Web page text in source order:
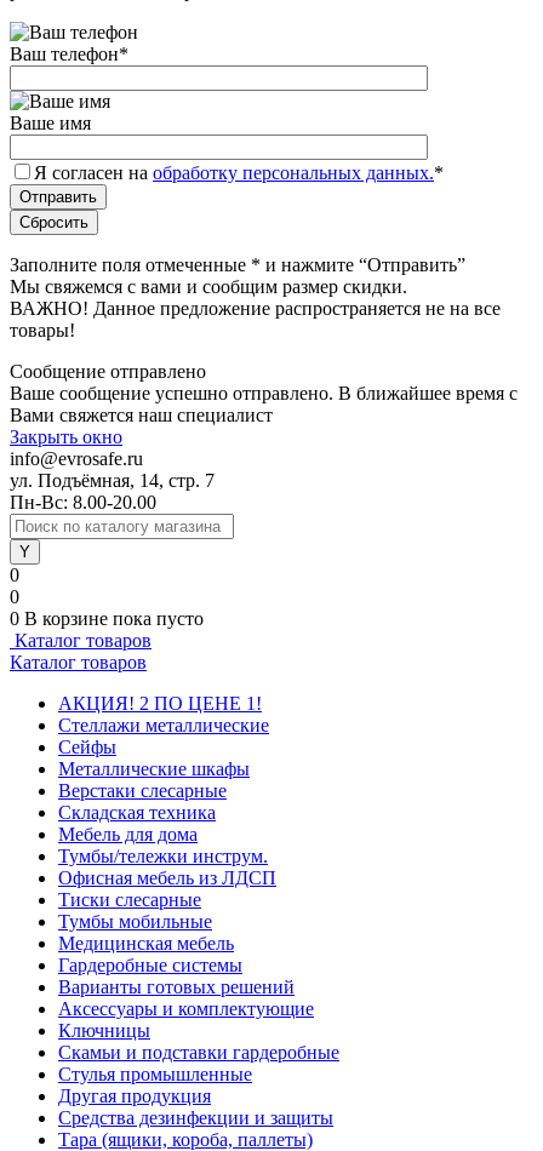
Ваш телефон*
Ваше имя
Я согласен на обработку персональных данных.*
Заполните поля отмеченные * и нажмите “Отправить”
Мы свяжемся с вами и сообщим размер скидки.
ВАЖНО! Данное предложение распространяется не на все
товары!
Сообщение отправлено
Ваше сообщение успешно отправлено. В ближайшее время с
Вами свяжется наш специалист
Закрыть окно
info@evrosafe.ru
ул. Подъёмная, 14, стр. 7
Пн-Вс: 8.00-20.00
0
0
0 В корзине пока пусто
Каталог товаров
Каталог товаров
АКЦИЯ! 2 ПО ЦЕНЕ 1!
Стеллажи металлические
Сейфы
Металлические шкафы
Верстаки слесарные
Складская техника
Мебель для дома
Тумбы/тележки инструм.
Офисная мебель из ЛДСП
Тиски слесарные
Тумбы мобильные
Медицинская мебель
Гардеробные системы
Варианты готовых решений
Аксессуары и комплектующие
Ключницы
Скамьи и подставки гардеробные
Стулья промышленные
Другая продукция
Средства дезинфекции и защиты
Тара (ящики, короба, паллеты)